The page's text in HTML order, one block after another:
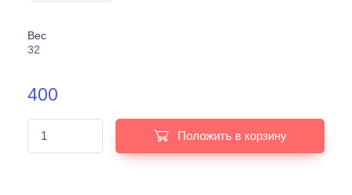
Вес
32
400
Положить в корзину